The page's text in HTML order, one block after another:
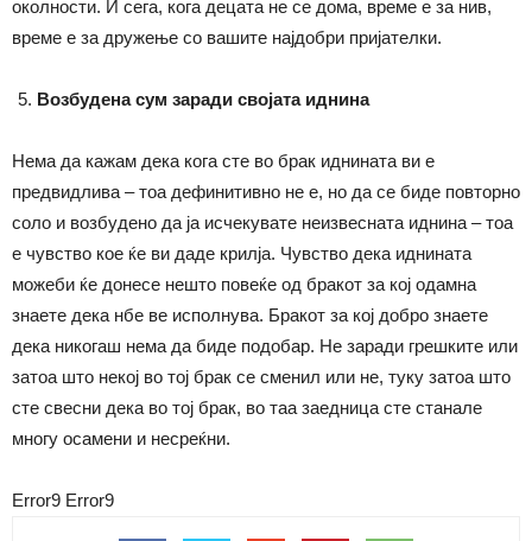
околности. И сега, кога децата не се дома, време е за нив,
време е за дружење со вашите најдобри пријателки.
Возбудена сум заради својата иднина
Нема да кажам дека кога сте во брак иднината ви е
предвидлива – тоа дефинитивно не е, но да се биде повторно
соло и возбудено да ја исчекувате неизвесната иднина – тоа
е чувство кое ќе ви даде крилја. Чувство дека иднината
можеби ќе донесе нешто повеќе од бракот за кој одамна
знаете дека нбе ве исполнува. Бракот за кој добро знаете
дека никогаш нема да биде подобар. Не заради грешките или
затоа што некој во тој брак се сменил или не, туку затоа што
сте свесни дека во тој брак, во таа заедница сте станале
многу осамени и несреќни.
Error9 Error9